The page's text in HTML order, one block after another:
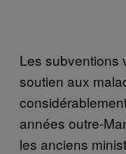
Les subventions
soutien aux
années outre-
les anciens